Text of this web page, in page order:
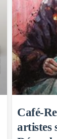
Café-
artistes